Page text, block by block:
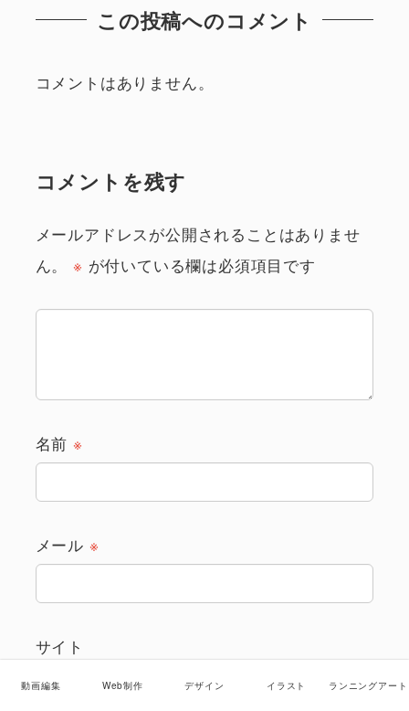
この投稿へのコメント
コメントはありません。
コメントを残す
メールアドレスが公開されることはありませ
ん。
※ が付いている欄は必須項目です
名前 ※
メール ※
サイト
動画編集 Web制作 デザイン イラスト ランニングアート